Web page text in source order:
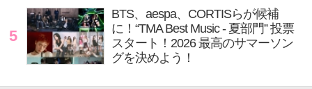
5
BTS、aespa、CORTISらが候補
に！“TMA Best Music - 夏部門” 投票
スタート！2026 最高のサマーソン
グを決めよう！